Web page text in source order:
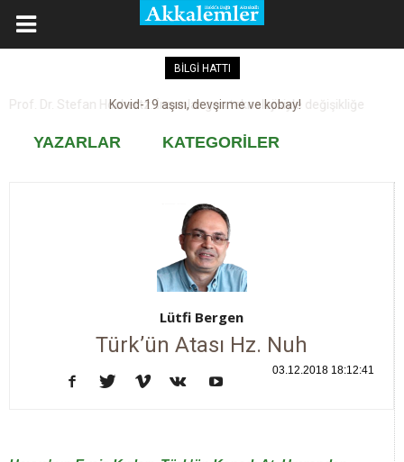
BİLGİ HATTI
Kovid-19 aşısı, devşirme ve kobay!
YAZARLAR KATEGORİLER
Lütfi Bergen
Türk’ün Atası Hz. Nuh
03.12.2018 18:12:41